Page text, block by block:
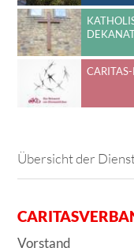
Übersicht der
Vorstand